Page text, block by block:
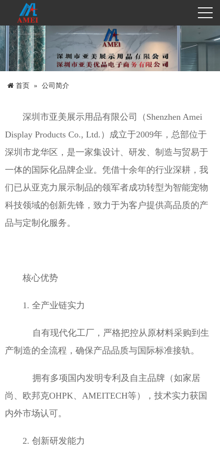
首页 公司简介
深圳市亚美展示用品有限公司（Shenzhen Amei
Display Products Co., Ltd.）成立于2009年，总部位于
深圳市龙华区，是一家集设计、研发、制造与贸易于
一体的国际化品牌企业。凭借十余年的行业深耕，我
们已从亚克力展示制品的领军者成功转型为智能宠物
科技领域的创新先锋，致力于为客户提供高品质的产
品与定制化服务。
核心优势
1. 全产业链实力
自有现代化工厂，严格把控从原材料采购到生
产制造的全流程，确保产品品质与国际标准接轨。
拥有多项国内发明专利及自主品牌（如家居
尚、欧邦克OHPK、AMEITECH等），技术实力获国
内外市场认可。
2. 创新研发能力